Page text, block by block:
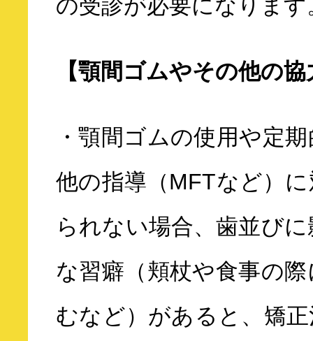
の受診が必要になります
【顎間ゴムやその他の
・顎間ゴムの使用や定
他の指導（MFTなど）
られない場合、歯並び
な習癖（頬杖や食事の
むなど）があると、矯